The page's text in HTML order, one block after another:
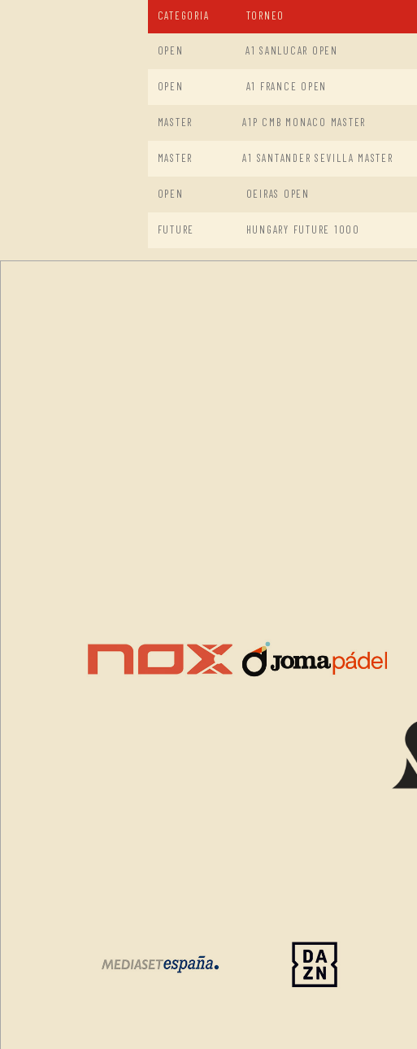
CATEGORIA TORNEO
OPEN A1 SANLUCAR OPEN
OPEN A1 FRANCE OPEN
MASTER A1P CMB MONACO MASTER
MASTER A1 SANTANDER SEVILLA MASTER
OPEN OEIRAS OPEN
FUTURE HUNGARY FUTURE 1000